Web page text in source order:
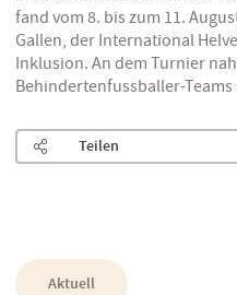
fand vom 8. bis zum 11.
Gallen, der International
Inklusion. An dem Turnier
Behindertenfussballer-
Teilen
Aktuell